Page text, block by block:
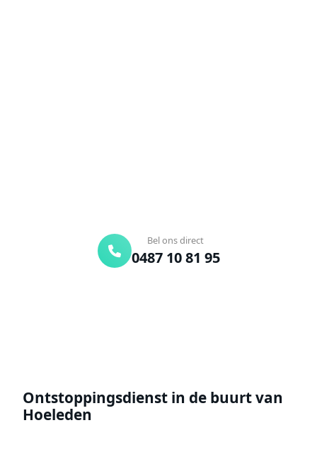
Bel ons direct
0487 10 81 95
Ontstoppingsdienst in de buurt van
Hoeleden